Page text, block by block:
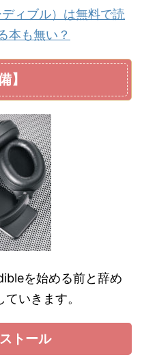
ィブル）は無料で読
本も無い？
】
を始める前と辞め
いきます。
トール